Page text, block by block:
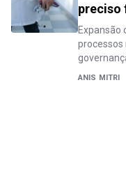
preciso
Expansão
processos
ANIS MITRI